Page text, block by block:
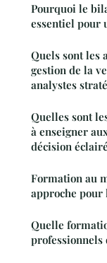
Pourquoi le
essentiel pour
Quels sont les
gestion de la
analystes
Quelles sont
à enseigner
décision
Formation au
approche pour
Quelle
professionnels